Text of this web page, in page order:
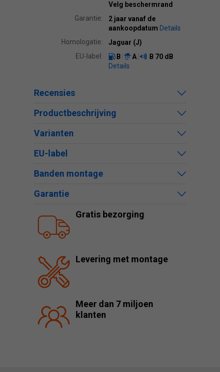
Velg beschermrand
Garantie:
2 jaar vanaf de
aankoopdatum Details
Homologatie:
Jaguar (J)
EU-label:
B A B 70 dB
Details
Recensies
Productbeschrijving
Varianten
EU-label
Banden montage
Garantie
Gratis bezorging
Levering met montage
Meer dan 7 miljoen
klanten